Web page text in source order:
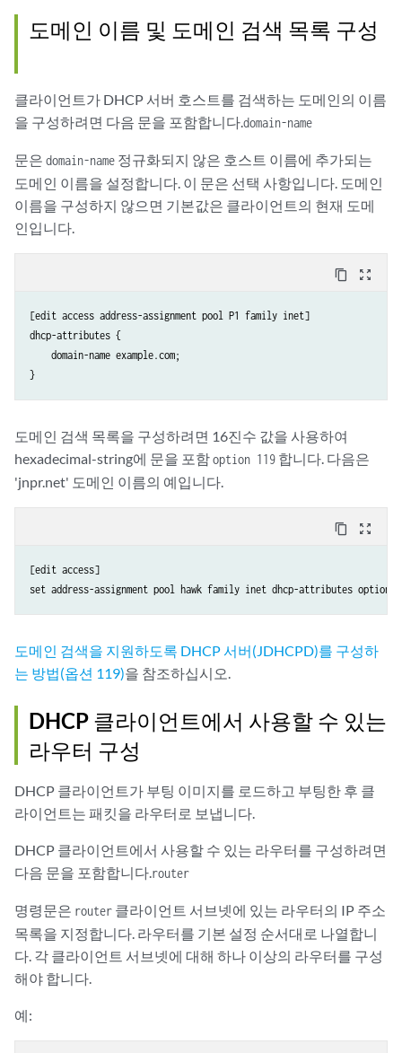
도메인 이름 및 도메인 검색 목록 구성
클라이언트가 DHCP 서버 호스트를 검색하는 도메인의 이름
을 구성하려면 다음 문을 포함합니다.domain-name
문은 domain-name 정규화되지 않은 호스트 이름에 추가되는
도메인 이름을 설정합니다. 이 문은 선택 사항입니다. 도메인
이름을 구성하지 않으면 기본값은 클라이언트의 현재 도메
인입니다.
content_copy zoom_out_map
[edit access address-assignment pool P1 family inet]
dhcp-attributes {
    domain-name example.com;
도메인 검색 목록을 구성하려면 16진수 값을 사용하여
hexadecimal-string에 문을 포함option 119 합니다. 다음은
'jnpr.net' 도메인 이름의 예입니다.
content_copy zoom_out_map
[edit access]
set address-assignment pool hawk family inet dhcp-attributes option
도메인 검색을 지원하도록 DHCP 서버(JDHCPD)를 구성하
는 방법(옵션 119)을 참조하십시오.
DHCP 클라이언트에서 사용할 수 있는
라우터 구성
DHCP 클라이언트가 부팅 이미지를 로드하고 부팅한 후 클
라이언트는 패킷을 라우터로 보냅니다.
DHCP 클라이언트에서 사용할 수 있는 라우터를 구성하려면
다음 문을 포함합니다.router
명령문은 router 클라이언트 서브넷에 있는 라우터의 IP 주소
목록을 지정합니다. 라우터를 기본 설정 순서대로 나열합니
다. 각 클라이언트 서브넷에 대해 하나 이상의 라우터를 구성
해야 합니다.
예: